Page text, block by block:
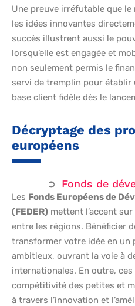
Une preuve irréfutable que
les idées innovantes
succès illustrent aussi le
lorsqu’elle est engagée et
non seulement permis le
servi de tremplin pour
base client fidèle dès le
Décryptage des
européens
Fonds de
Les Fonds Européens de
(FEDER) mettent l’accent
entre les régions. Bénéficier
transformer votre idée en
ambitieux, ouvrant la voie à
internationales. En outre,
compétitivité des petites et
à travers l’innovation et